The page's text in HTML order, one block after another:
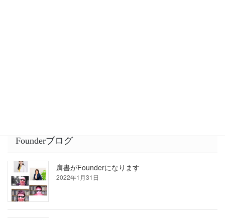
Founderブログ
肩書がFounderになります
2022年1月31日